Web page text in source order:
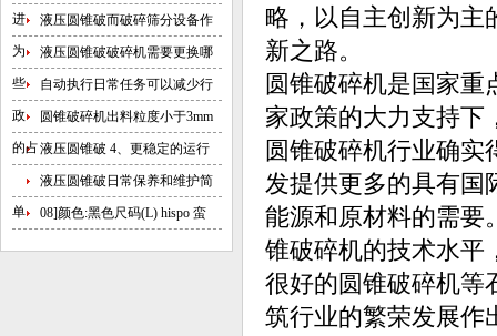
略，以自主创新为主
新之路。
圆锥破碎机是国家
家政策的大力支持下
圆锥破碎机行业确
发提供更多的具有国
能源和原材料的需要
锥破碎机的技术水平
很好的圆锥破碎机等
筑行业的繁荣发展作
进
液压圆锥破而破碎筛分设备作
为
液压圆锥破破碎机需要更换哪
些
自动执行日常任务可以减少行
政
圆锥破碎机出料粒度小于3mm
的占液压圆锥破 4、更稳定的运行
液压圆锥破日常保养和维护简
单
08]颜色:黑色尺码(L) hispo 蛮